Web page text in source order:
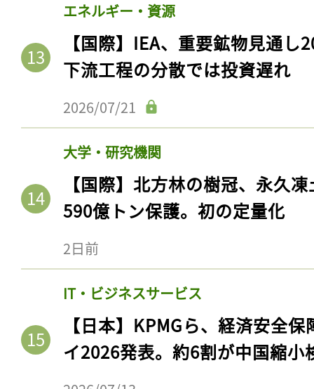
エネルギー・資源
【国際】IEA、重要鉱物見通
下流工程の分散では投資遅れ
2026/07/21
大学・研究機関
【国際】北方林の樹冠、永久
590億トン保護。初の定量化
2日前
IT・ビジネスサービス
【日本】KPMGら、経済安全
イ2026発表。約6割が中国縮小